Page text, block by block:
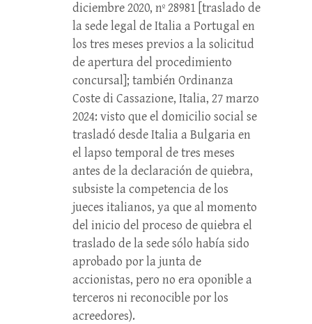
diciembre 2020, nº 28981 [traslado de
la sede legal de Italia a Portugal en
los tres meses previos a la solicitud
de apertura del procedimiento
concursal]; también Ordinanza
Coste di Cassazione, Italia, 27 marzo
2024: visto que el domicilio social se
trasladó desde Italia a Bulgaria en
el lapso temporal de tres meses
antes de la declaración de quiebra,
subsiste la competencia de los
jueces italianos, ya que al momento
del inicio del proceso de quiebra el
traslado de la sede sólo había sido
aprobado por la junta de
accionistas, pero no era oponible a
terceros ni reconocible por los
acreedores).